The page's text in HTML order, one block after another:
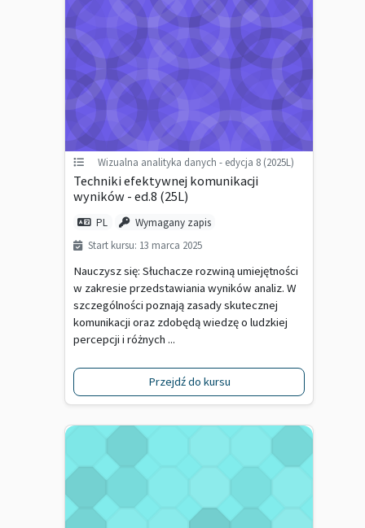
Wizualna analityka danych - edycja 8 (2025L)
Techniki efektywnej komunikacji
wyników - ed.8 (25L)
PL Wymagany zapis
Start kursu: 13 marca 2025
Nauczysz się: Słuchacze rozwiną umiejętności
w zakresie przedstawiania wyników analiz. W
szczególności poznają zasady skutecznej
komunikacji oraz zdobędą wiedzę o ludzkiej
percepcji i różnych ...
Przejdź do kursu